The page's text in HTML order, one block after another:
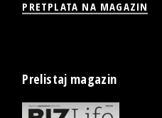
PRETPLATA NA MAGAZIN
Prelistaj magazin